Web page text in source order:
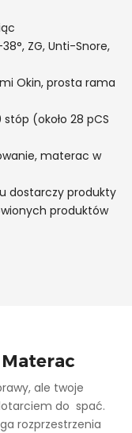
ZG, Unti-Snore,
Okin, prosta rama
(około 28 pCS
materac w
dostarczy produkty
produktów
ale twoje
do spać.
rozprzestrzenia